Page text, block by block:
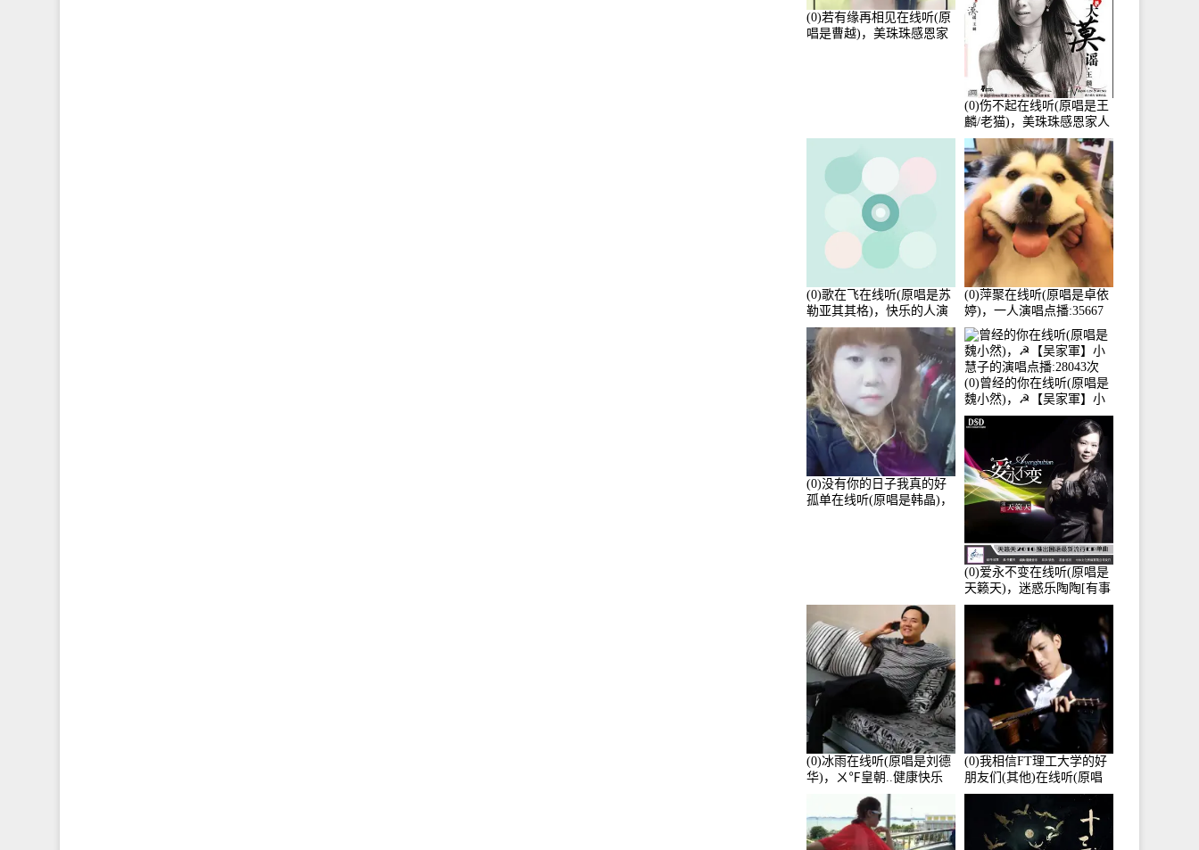
(0)若有缘再相见在线听(原
唱是曹越)，美珠珠感恩家
(0)伤不起在线听(原唱是王
麟/老猫)，美珠珠感恩家人
演唱点播:80218次
(0)歌在飞在线听(原唱是苏
勒亚其其格)，快乐的人演
唱点播:36次
(0)萍聚在线听(原唱是卓依
婷)，一人演唱点播:35667
次
(0)没有你的日子我真的好
孤单在线听(原唱是韩晶)，
(0)曾经的你在线听(原唱是
魏小然)，☭【吴家軍】小
慧子的演唱点播:28043次
(0)爱永不变在线听(原唱是
天籁天)，迷惑乐陶陶[有事
暂离]演唱点播:27678次
(0)冰雨在线听(原唱是刘德
华)，ㄨ℉皇朝..健康快乐
演唱点播:26643次
(0)我相信FT理工大学的好
朋友们(其他)在线听(原唱
是杨培安)，老乔演唱点
播:23714次